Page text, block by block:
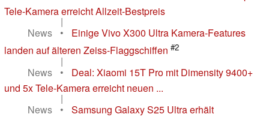
Tele-Kamera erreicht Allzeit-Bestpreis
|
News
•
Einige Vivo X300 Ultra Kamera-Features
landen auf älteren Zeiss-Flaggschiffen #2
|
News
•
Deal: Xiaomi 15T Pro mit Dimensity 9400+
und 5x Tele-Kamera erreicht neuen ...
|
News
•
Samsung Galaxy S25 Ultra erhält